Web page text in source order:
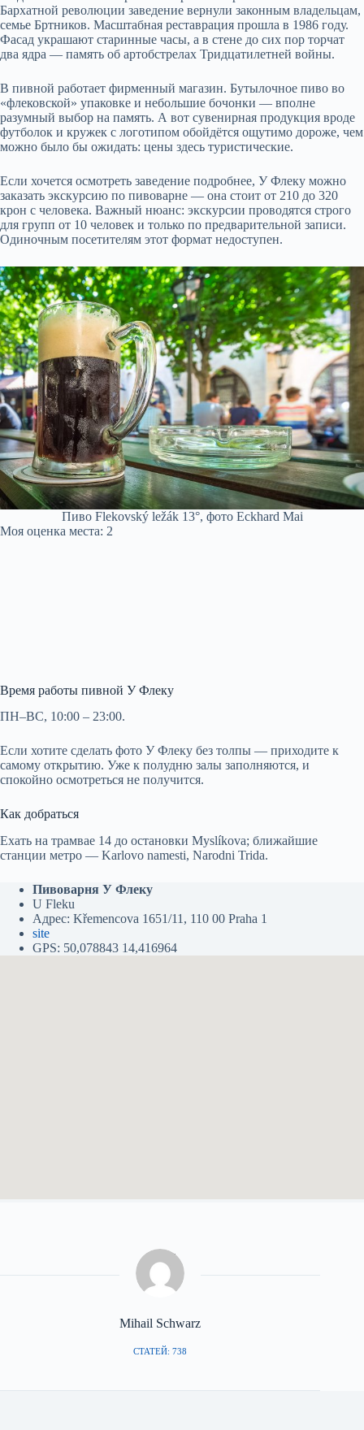
Бархатной революции заведение вернули законным владельцам,
семье Бртников. Масштабная реставрация прошла в 1986 году.
Фасад украшают старинные часы, а в стене до сих пор торчат
два ядра — память об артобстрелах Тридцатилетней войны.
В пивной работает фирменный магазин. Бутылочное пиво во
«флековской» упаковке и небольшие бочонки — вполне
разумный выбор на память. А вот сувенирная продукция вроде
футболок и кружек с логотипом обойдётся ощутимо дороже, чем
можно было бы ожидать: цены здесь туристические.
Если хочется осмотреть заведение подробнее, У Флеку можно
заказать экскурсию по пивоварне — она стоит от 210 до 320
крон с человека. Важный нюанс: экскурсии проводятся строго
для групп от 10 человек и только по предварительной записи.
Одиночным посетителям этот формат недоступен.
Пиво Flekovský ležák 13°, фото Eckhard Mai
Моя оценка места: 2
Время работы пивной У Флеку
ПН–ВС, 10:00 – 23:00.
Если хотите сделать фото У Флеку без толпы — приходите к
самому открытию. Уже к полудню залы заполняются, и
спокойно осмотреться не получится.
Как добраться
Ехать на трамвае 14 до остановки Myslíkova; ближайшие
станции метро — Karlovo namesti, Narodni Trida.
Пивоварня У Флеку
U Fleku
Адрес: Křemencova 1651/11, 110 00 Praha 1
site
GPS: 50,078843 14,416964
Mihail Schwarz
СТАТЕЙ: 738